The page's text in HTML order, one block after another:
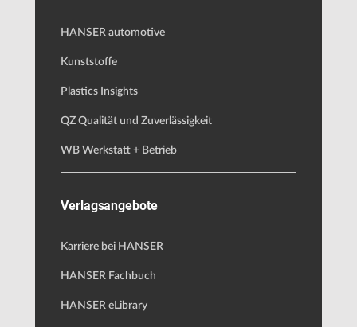
HANSER automotive
Kunststoffe
Plastics Insights
QZ Qualität und Zuverlässigkeit
WB Werkstatt + Betrieb
Verlagsangebote
Karriere bei HANSER
HANSER Fachbuch
HANSER eLibrary